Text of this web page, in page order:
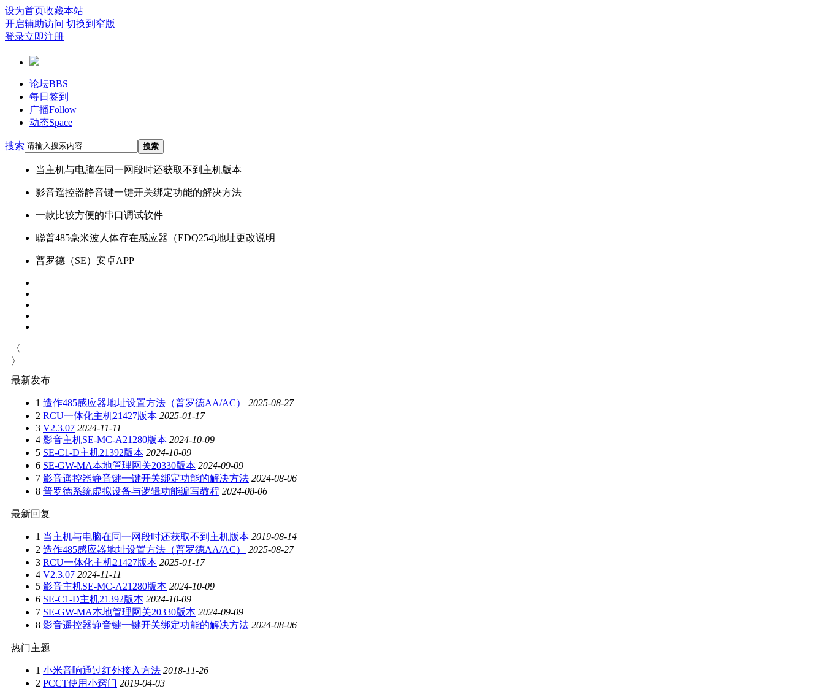
设为首页收藏本站
开启辅助访问 切换到窄版
登录立即注册
论坛BBS
每日签到
广播Follow
动态Space
搜索 搜索
当主机与电脑在同一网段时还获取不到主机版本
影音遥控器静音键一键开关绑定功能的解决方法
一款比较方便的串口调试软件
聪普485毫米波人体存在感应器（EDQ254)地址更改说明
普罗德（SE）安卓APP
〈
〉
最新发布
1 造作485感应器地址设置方法（普罗德AA/AC）
2025-08-27
2 RCU一体化主机21427版本 2025-01-17
3 V2.3.07 2024-11-11
4 影音主机SE-MC-A21280版本 2024-10-09
5 SE-C1-D主机21392版本 2024-10-09
6 SE-GW-MA本地管理网关20330版本 2024-09-09
7 影音遥控器静音键一键开关绑定功能的解决方法 2024-08-06
8 普罗德系统虚拟设备与逻辑功能编写教程 2024-08-06
最新回复
1 当主机与电脑在同一网段时还获取不到主机版本 2019-08-14
2 造作485感应器地址设置方法（普罗德AA/AC）
2025-08-27
3 RCU一体化主机21427版本 2025-01-17
4 V2.3.07 2024-11-11
5 影音主机SE-MC-A21280版本 2024-10-09
6 SE-C1-D主机21392版本 2024-10-09
7 SE-GW-MA本地管理网关20330版本 2024-09-09
8 影音遥控器静音键一键开关绑定功能的解决方法 2024-08-06
热门主题
1 小米音响通过红外接入方法 2018-11-26
2 PCCT使用小窍门 2019-04-03